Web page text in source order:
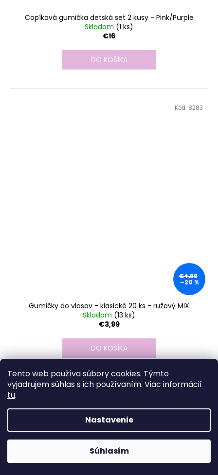
Tento web používa súbory cookies. Týmto
vyjadrujem súhlas s ich používaním. Viac informácií
tu.
Nastavenie
Súhlasím
Copíková gumička detská set 2 kusy - Pink/Purple
Skladom (1 ks)
€16
DO KOŠÍKA
€4,99
–20 %
Gumičky do vlasov - klasické 20 ks - ružový MIX
Skladom (13 ks)
€3,99
DO KOŠÍKA
Kód: 8283